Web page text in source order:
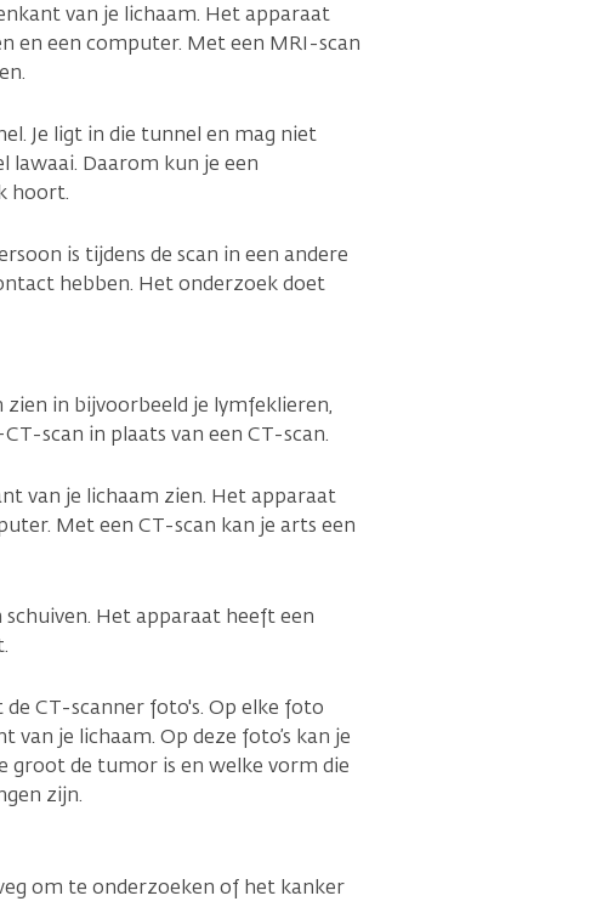
van je lichaam. Het apparaat
en een computer. Met een MRI-scan
Je ligt in die tunnel en mag niet
lawaai. Daarom kun je een
hoort.
is tijdens de scan in een andere
hebben. Het onderzoek doet
in bijvoorbeeld je lymfeklieren,
scan in plaats van een CT-scan.
van je lichaam zien. Het apparaat
Met een CT-scan kan je arts een
Het apparaat heeft een
CT-scanner foto's. Op elke foto
je lichaam. Op deze foto’s kan je
groot de tumor is en welke vorm die
zijn.
om te onderzoeken of het kanker